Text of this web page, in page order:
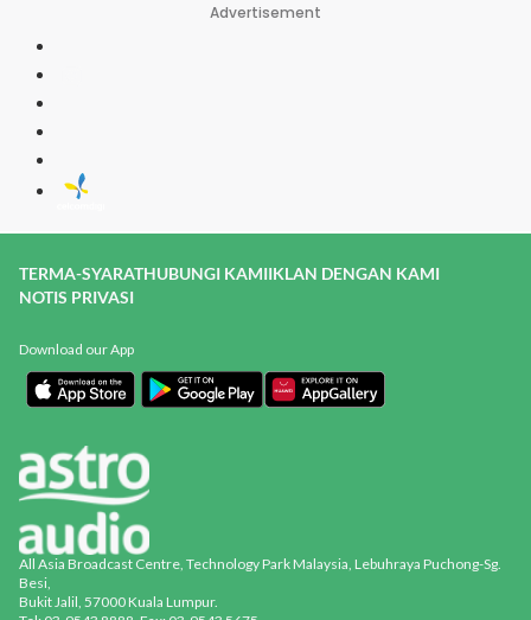
Advertisement
TERMA-SYARATHUBUNGI KAMIIKLAN DENGAN KAMI
NOTIS PRIVASI
All Asia Broadcast Centre, Technology Park Malaysia, Lebuhraya Puchong-Sg.
Besi,
Bukit Jalil, 57000 Kuala Lumpur.
Download our App